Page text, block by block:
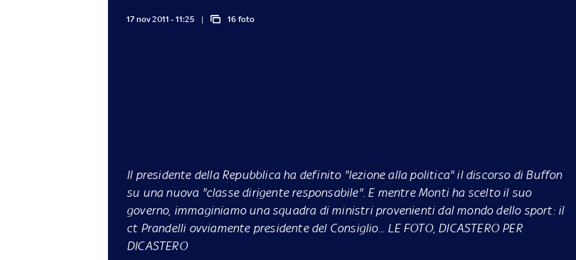
17 nov 2011 - 11:25 16 foto
Il presidente della Repubblica ha definito "lezione alla politica" il discorso di Buffon
su una nuova "classe dirigente responsabile". E mentre Monti ha scelto il suo
governo, immaginiamo una squadra di ministri provenienti dal mondo dello sport: il
ct Prandelli ovviamente presidente del Consiglio... LE FOTO, DICASTERO PER
DICASTERO